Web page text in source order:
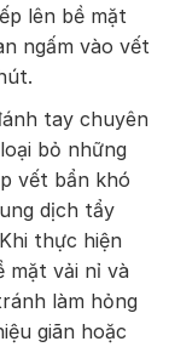
lên bề mặt
ngấm vào vết
tay chuyên
bỏ những
vết bẩn khó
dịch tẩy
thực hiện
mặt vải nỉ và
làm hỏng
giãn hoặc